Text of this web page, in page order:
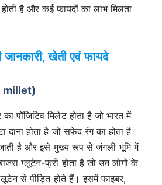
है और कई फायदों का लाभ मिलता
जानकारी, खेती एवं फायदे
millet)
पॉजिटिव मिलेट होता है जो भारत में
दाना होता है जो सफेद रंग का होता है।
है और इसे मुख्य रूप से जंगली भूमि में
ग्लूटेन-फ्री होता है जो उन लोगों के
से पीड़ित होते हैं। इसमें फाइबर,